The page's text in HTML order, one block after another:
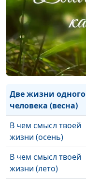
человека (осень)
Две жизни одного
человека (лето)
Две жизни одного
человека (зима)
Две жизни одного
человека (весна)
В чем смысл твоей
жизни (осень)
В чем смысл твоей
жизни (лето)